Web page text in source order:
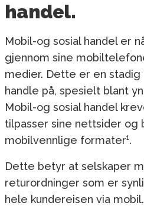
handel.
Mobil-og sosial handel er
gjennom sine
medier. Dette er en
handle på, spesielt blant
Mobil-og sosial handel
tilpasser sine nettsider og
mobilvennlige formater¹.
Dette betyr at selskaper
returordninger som er
hele kundereisen via